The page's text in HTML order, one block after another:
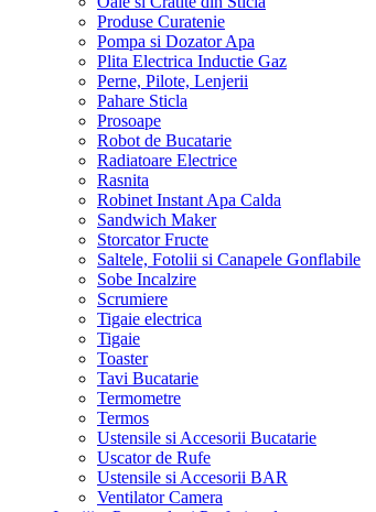
Produse Curatenie
Pompa si Dozator Apa
Plita Electrica Inductie Gaz
Perne, Pilote, Lenjerii
Pahare Sticla
Prosoape
Robot de Bucatarie
Radiatoare Electrice
Rasnita
Robinet Instant Apa Calda
Sandwich Maker
Storcator Fructe
Saltele, Fotolii si Canapele Gonflabile
Sobe Incalzire
Scrumiere
Tigaie electrica
Tigaie
Toaster
Tavi Bucatarie
Termometre
Termos
Ustensile si Accesorii Bucatarie
Uscator de Rufe
Ustensile si Accesorii BAR
Ventilator Camera